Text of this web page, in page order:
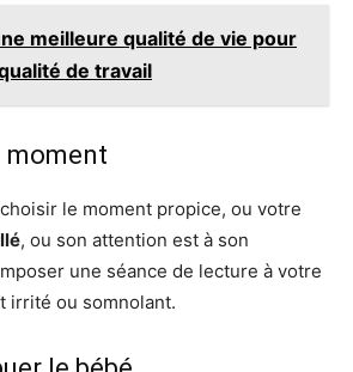
meilleure qualité de vie pour
de travail
moment
le moment propice, ou votre
, ou son attention est à son
une séance de lecture à votre
irrité ou somnolant.